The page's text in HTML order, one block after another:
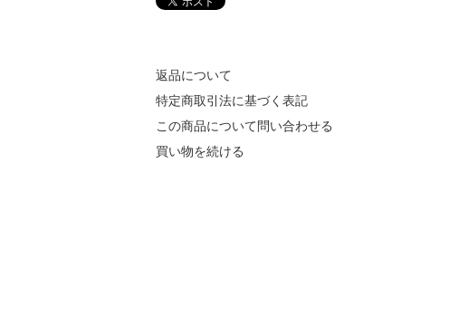
返品について
特定商取引法に基づく表記
この商品について問い合わせる
買い物を続ける